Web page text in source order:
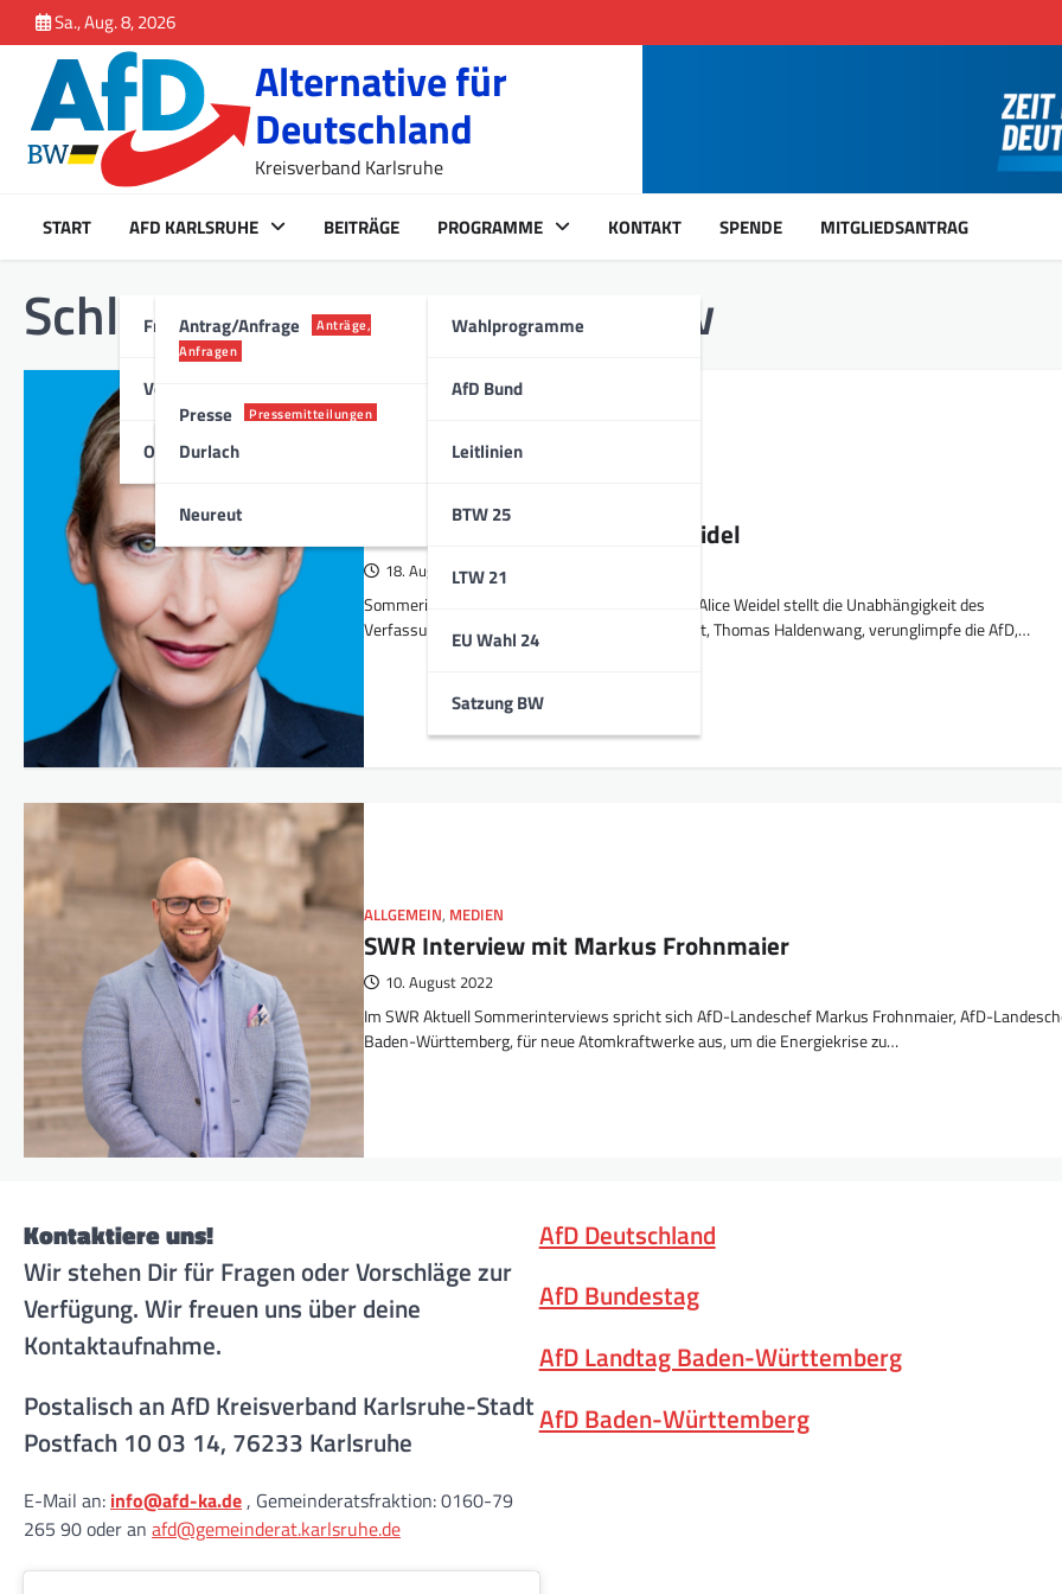
springen
to
content
Sa., Aug. 8, 2026
Alternative für
Deutschland
Kreisverband Karlsruhe
START AFD KARLSRUHE
Fraktion Karlsruhe
Antrag/Anfrage
Anträge,
Anfragen
Presse Pressemitteilungen
Vorstand
Ortsverband
Durlach
Neureut
BEITRÄGE PROGRAMME
Wahlprogramme
AfD Bund
Leitlinien
BTW 25
LTW 21
EU Wahl 24
Satzung BW
KONTAKT SPENDE MITGLIEDSANTRAG
Schlagwort:Sommerinterview
MEDIEN
Sommerinterview mit Alice Weidel
18. August 2022
Sommerinterview vom 10.08.2022 AfD-Chefin Alice Weidel stellt die Unabhängigkeit des
Verfassungsschutzes in Frage. Dessen Präsident, Thomas Haldenwang, verunglimpfe die AfD,…
ALLGEMEIN, MEDIEN
SWR Interview mit Markus Frohnmaier
10. August 2022
Im SWR Aktuell Sommerinterviews spricht sich AfD-Landeschef Markus Frohnmaier, AfD-
Baden-Württemberg, für neue Atomkraftwerke aus, um die Energiekrise zu…
Kontaktiere uns!
Wir stehen Dir für Fragen oder Vorschläge zur
Verfügung. Wir freuen uns über deine
Kontaktaufnahme.
Postalisch an AfD Kreisverband Karlsruhe-Stadt
Postfach 10 03 14, 76233 Karlsruhe
E-Mail an: info@afd-ka.de, Gemeinderatsfraktion: 0160-79
265 90 oder an afd@gemeinderat.karlsruhe.de
AfD Deutschland
AfD Bundestag
AfD Landtag Baden-Württemberg
AfD Baden-Württemberg